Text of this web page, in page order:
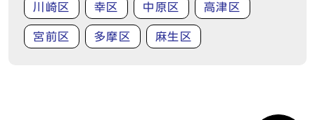
川崎区 幸区 中原区 高津区
宮前区 多摩区 麻生区